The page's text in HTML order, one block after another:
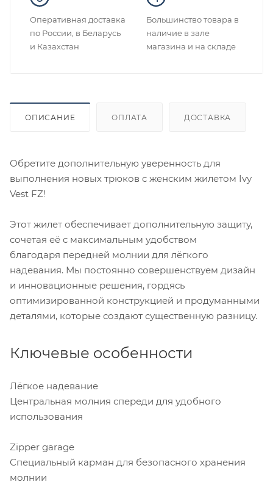
Оперативная доставка
по России, в Беларусь
и Казахстан
Большинство товара в
наличие в зале
магазина и на складе
ОПИСАНИЕ ОПЛАТА ДОСТАВКА
Обретите дополнительную уверенность для
выполнения новых трюков с женским жилетом Ivy
Vest FZ!
Этот жилет обеспечивает дополнительную защиту,
сочетая её с максимальным удобством
благодаря передней молнии для лёгкого
надевания. Мы постоянно совершенствуем дизайн
и инновационные решения, гордясь
оптимизированной конструкцией и продуманными
деталями, которые создают существенную разницу.
Ключевые особенности
Лёгкое надевание
Центральная молния спереди для удобного
использования
Zipper garage
Специальный карман для безопасного хранения
молнии